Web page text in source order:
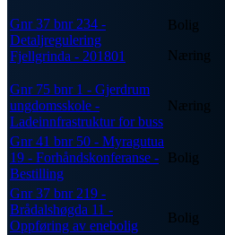
Gnr 37 bnr 234 -
Detaljregulering
Fjellgrinda - 201801
Bolig
Næring
Gnr 75 bnr 1 - Gjerdrum
ungdomsskole -
Ladeinnfrastruktur for buss
Næring
Gnr 41 bnr 50 - Myragutua
19 - Forhåndskonferanse -
Bestilling
Bolig
Gnr 37 bnr 219 -
Brådalshøgda 11 -
Oppføring av enebolig
Bolig